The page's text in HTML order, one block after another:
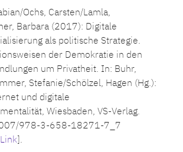
Ochs, Carsten/Lamla,
Barbara (2017): Digitale
als politische Strategie.
der Demokratie in den
um Privatheit. In: Buhr,
Stefanie/Schölzel, Hagen (Hg.):
und digitale
Wiesbaden, VS-Verlag.
978-3-658-18271-7_7
].